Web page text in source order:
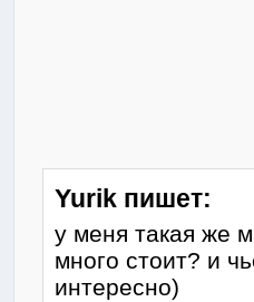
Yurik пишет:
у меня такая же
много стоит? и
интересно)